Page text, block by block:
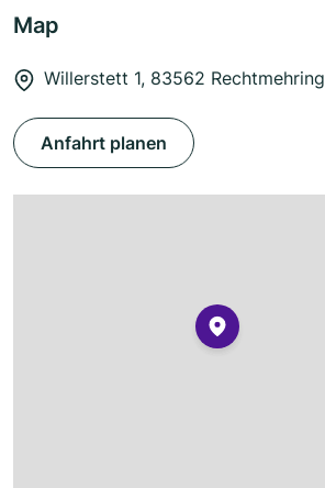
Map
Willerstett 1, 83562 Rechtmehring
Anfahrt planen